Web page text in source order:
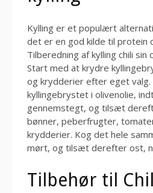
Kylling er et populært
det er en god kilde til protein
Tilberedning af kylling chili sin
Start med at krydre
og krydderier efter eget
kyllingebrystet i olivenolie,
gennemstegt, og tilsæt
bønner, peberfrugter,
krydderier. Kog det hele
mørt, og tilsæt derefter ost,
Tilbehør til